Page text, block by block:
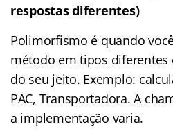
respostas diferentes)
Polimorfismo é quando
método em tipos diferentes
do seu jeito. Exemplo:
PAC, Transportadora. A
a implementação varia.